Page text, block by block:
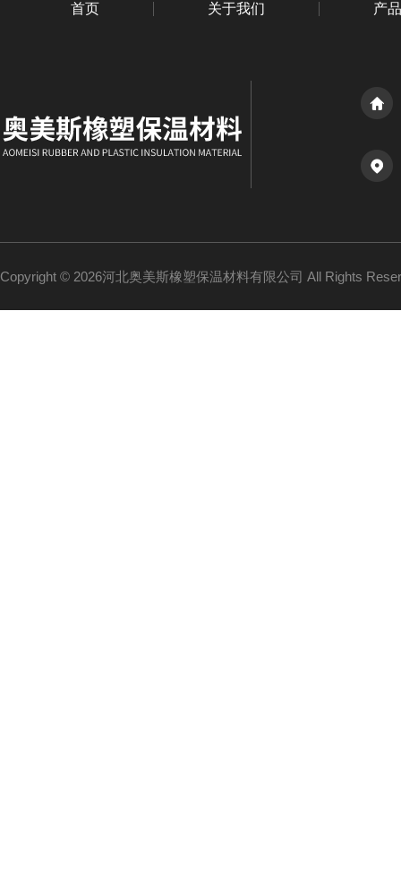
首页 关于我们 产
Copyright © 2026河北奥美斯橡塑保温材料有限公司 All Rights